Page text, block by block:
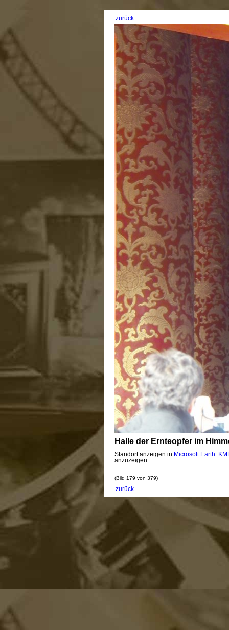
zurück
Halle der Ernteopfer im
Standort anzeigen in Microsoft Earth
anzuzeigen.
(Bild 179 von 379)
zurück